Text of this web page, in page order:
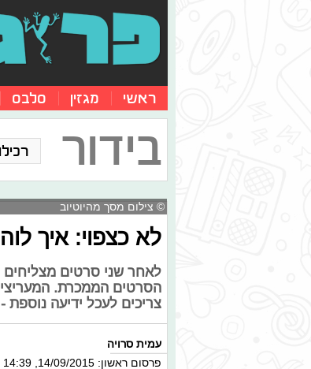
ראשי מגזין סלבס
בידור
© צילום מסך מהיוטיוב
לא כצפוי: איך
לאחר שני סרטים מצליחים
הסרטים הממכרת.
צריכים לעכל ידיעה
עמית סרויה
פרסום ראשון: 14/09/2015, 14:39